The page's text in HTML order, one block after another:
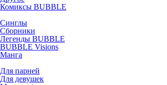
Комиксы BUBBLE
Синглы
Сборники
Легенды BUBBLE
BUBBLE Visions
Манга
Для парней
Для девушек